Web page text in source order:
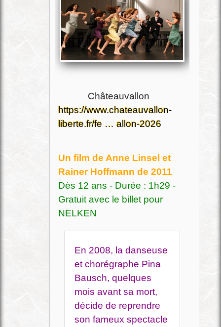
Châteauvallon
https://www.chateauvallon-
liberte.fr/fe … allon-2026
Un film de Anne Linsel et
Rainer Hoffmann de 2011
Dès 12 ans - Durée : 1h29 -
Gratuit avec le billet pour
NELKEN
En 2008, la danseuse
et chorégraphe Pina
Bausch, quelques
mois avant sa mort,
décide de reprendre
son fameux spectacle